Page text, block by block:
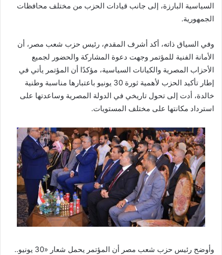
السياسية البارزة، إلى جانب قيادات الحزب من مختلف محافظات
الجمهورية.
وفي السياق ذاته، أكد أشرف المقدم، رئيس حزب شعب مصر، أن
الأمانة الفنية للمؤتمر وجهت دعوة المشاركة والحضور لجميع
الأحزاب المصرية والكيانات السياسية، مؤكدًا أن المؤتمر يأتي في
إطار تأكيد الحزب لأهمية ثورة 30 يونيو باعتبارها مناسبة وطنية
خالدة، أدت إلى تحول تاريخي في الدولة المصرية وساعدتها على
استرداد مكانتها على مختلف المستويات.
وأوضح رئيس حزب شعب مصر أن المؤتمر يحمل شعار «30 يونيو..